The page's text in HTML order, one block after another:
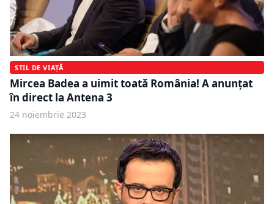
STIL DE VIAȚĂ
Mircea Badea a uimit toată România! A anunțat
în direct la Antena 3
24 noiembrie 2023